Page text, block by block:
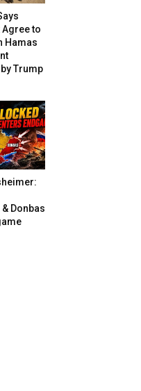
Agree to
Hamas
Trump
Donbas